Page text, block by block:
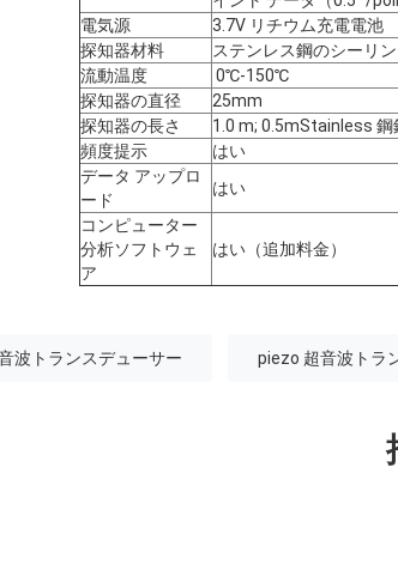
電気源
3.7V リチウム充電電池
探知器材料
ステンレス鋼のシーリ
流動温度
0℃-150℃
探知器の直径
25mm
探知器の長さ
1.0 m; 0.5mStainless
頻度提示
はい
データ アップロ
ード
はい
コンピューター
分析ソフトウェ
ア
はい（追加料金）
波トランスデューサー piezo 超音波トラ